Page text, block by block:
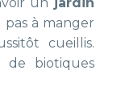
un
jardin
pas à manger
cueillis.
de biotiques